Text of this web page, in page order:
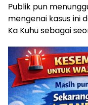
Publik pun
mengenai kasus ini
Ka Kuhu sebagai